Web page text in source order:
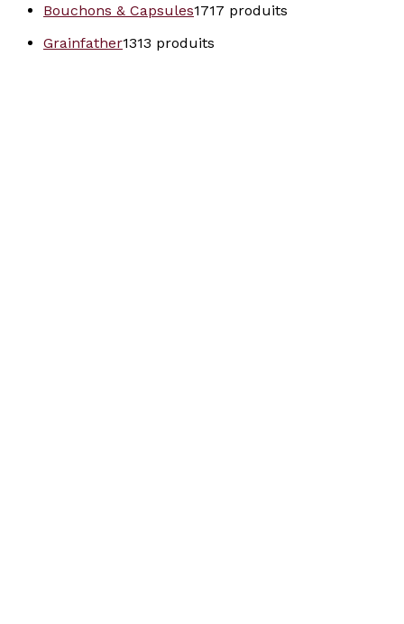
Bouchons & Capsules1717 produits
Grainfather1313 produits